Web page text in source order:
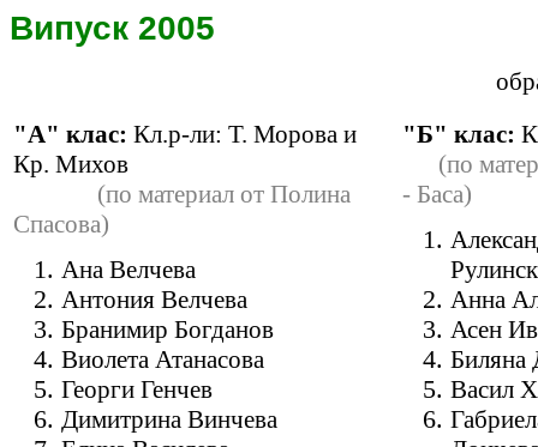
Випуск 2005
"А" клас: Кл.р-ли: Т. Морова и
Кр. Михов
(по материал от Полина
Спасова)
Ана Велчева
Антония Велчева
Бранимир Богданов
Виолета Атанасова
Георги Генчев
Димитрина Винчева
"Б" клас:
(по
- Баса)
Анна
Асен
Биляна
Васил